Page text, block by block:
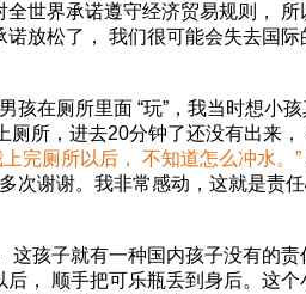
世界承诺遵守经济贸易规则，
放松了， 我们很可能会失去国
在厕所里面 “玩”，我当时想小
所，进去20分钟了还没有出来
上完厕所以后， 不知道怎么冲水。”
次谢谢。我非常感动，这就是责
孩子就有一种国内孩子没有的责
， 顺手把可乐瓶丢到身后。这